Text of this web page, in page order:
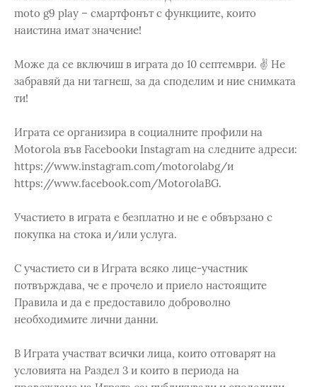
moto g9 play – смартфонът с функциите, които
наистина имат значение!
Може да се включиш в играта до 10 септември. ✌️ Не
забравяй да ни тагнеш, за да споделим и ние снимката
ти!
Играта се организира в социалните профили на
Motorola във Facebookи Instagram на следните адреси:
https://www.instagram.com/motorolabg/и
https://www.facebook.com/MotorolaBG.
Участието в играта е безплатно и не е обвързано с
покупка на стока и/или услуга.
С участието си в Играта всяко лице-участник
потвърждава, че е прочело и приело настоящите
Правила и да е предоставило доброволно
необходимите лични данни.
В Играта участват всички лица, които отговарят на
условията на Раздел 3 и които в периода на